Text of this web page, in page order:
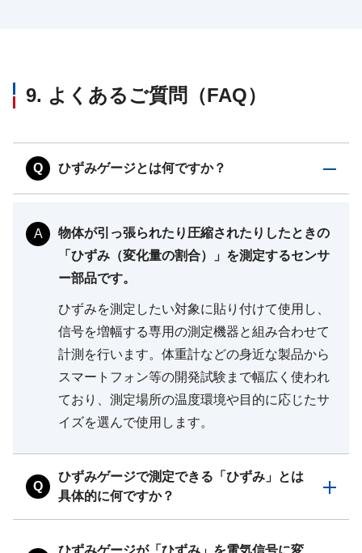
9. よくあるご質問（FAQ）
Q ひずみゲージとは何ですか？
A
物体が引っ張られたり圧縮されたりしたときの
「ひずみ（変化量の割合）」を測定するセンサ
ー部品です。
ひずみを測定したい対象に貼り付けて使用し、
信号を増幅する専用の測定機器と組み合わせて
計測を行います。体重計などの身近な製品から
スマートフォン等の開発試験まで幅広く使われ
ており、測定場所の温度環境や目的に応じたサ
イズを選んで使用します。
Q
ひずみゲージで測定できる「ひずみ」とは
具体的に何ですか？